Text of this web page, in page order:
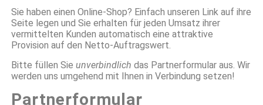
Sie haben einen Online-Shop? Einfach unseren Link auf ihre
Seite legen und Sie erhalten für jeden Umsatz ihrer
vermittelten Kunden automatisch eine attraktive
Provision auf den Netto-Auftragswert.
Bitte füllen Sie unverbindlich das Partnerformular aus. Wir
werden uns umgehend mit Ihnen in Verbindung setzen!
Partnerformular